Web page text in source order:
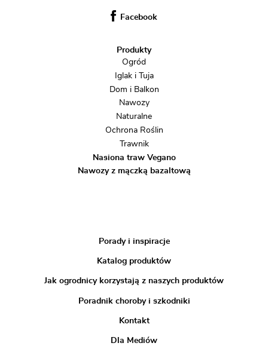
Facebook
Produkty
Ogród
Iglak i Tuja
Dom i Balkon
Nawozy
Naturalne
Ochrona Roślin
Trawnik
Nasiona traw Vegano
Nawozy z mączką bazaltową
Porady i inspiracje
Katalog produktów
Jak ogrodnicy korzystają z naszych produktów
Poradnik choroby i szkodniki
Kontakt
Dla Mediów